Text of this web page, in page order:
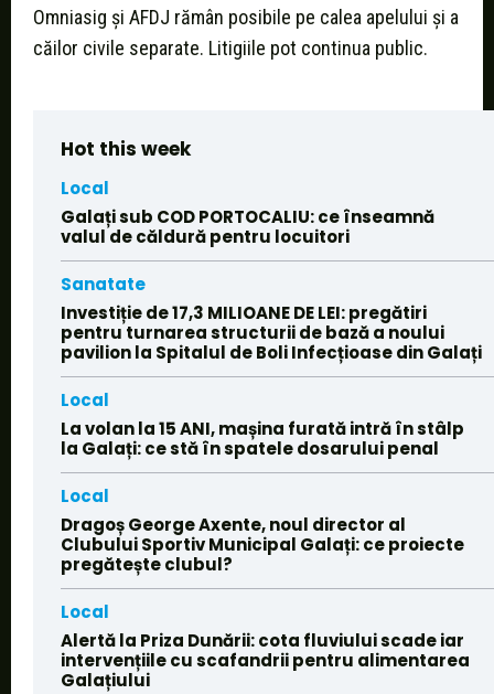
Omniasig şi AFDJ rămân posibile pe calea apelului şi a
căilor civile separate. Litigiile pot continua public.
Hot this week
Local
Galați sub COD PORTOCALIU: ce înseamnă
valul de căldură pentru locuitori
Sanatate
Investiție de 17,3 MILIOANE DE LEI: pregătiri
pentru turnarea structurii de bază a noului
pavilion la Spitalul de Boli Infecțioase din Galați
Local
La volan la 15 ANI, mașina furată intră în stâlp
la Galați: ce stă în spatele dosarului penal
Local
Dragoș George Axente, noul director al
Clubului Sportiv Municipal Galați: ce proiecte
pregătește clubul?
Local
Alertă la Priza Dunării: cota fluviului scade iar
intervențiile cu scafandrii pentru alimentarea
Galațiului